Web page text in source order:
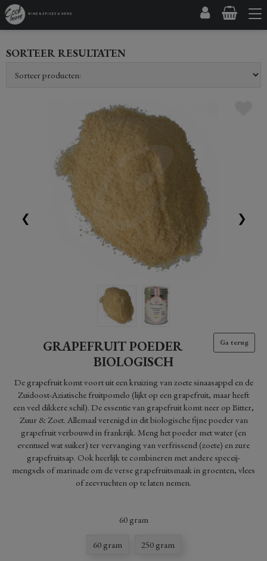
SORTEER RESULTATEN
❮ ❯
Ga terug
GRAPEFRUIT POEDER
BIOLOGISCH
De grapefruit komt voort uit een kruizing van zoete sinaasappel en de
Zuidoost-Aziatische fruitpomelo (lijkt op een grapefruit, maar heeft
een veel dikkere schil). De essentie van grapefruit komt neer op Bitter,
Zuur & Zoet. Allemaal verenigd in dit biologische fijne poeder van
grapefruit verbouwd in frankrijk. Meng het poeder met water (en
eventueel wat suiker) ter vervanging van verfrissend (zoete) en zure
grapefruitsap. Ook heerlijk te combineren met andere speceij-
mengsels of marinade om de verse grapefruitsmaak in groenten, vlees
of zeevruchten op te laten nemen.
60 gram
60 gram 250 gram